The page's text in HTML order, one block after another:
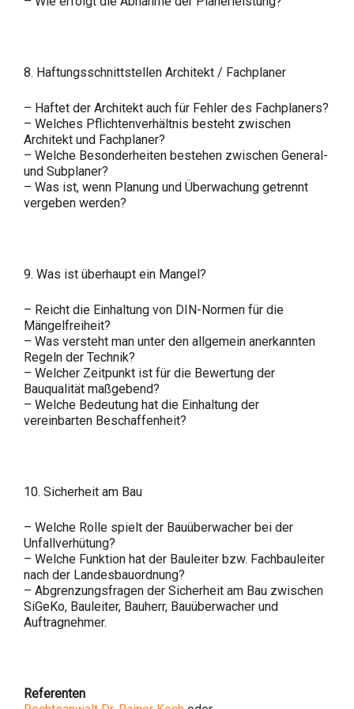
8. Haftungsschnittstellen Architekt / Fachplaner
– Haftet der Architekt auch für Fehler des Fachplaners?
– Welches Pflichtenverhältnis besteht zwischen
Architekt und Fachplaner?
– Welche Besonderheiten bestehen zwischen General-
und Subplaner?
– Was ist, wenn Planung und Überwachung getrennt
vergeben werden?
9. Was ist überhaupt ein Mangel?
– Reicht die Einhaltung von DIN-Normen für die
Mängelfreiheit?
– Was versteht man unter den allgemein anerkannten
Regeln der Technik?
– Welcher Zeitpunkt ist für die Bewertung der
Bauqualität maßgebend?
– Welche Bedeutung hat die Einhaltung der
vereinbarten Beschaffenheit?
10. Sicherheit am Bau
– Welche Rolle spielt der Bauüberwacher bei der
Unfallverhütung?
– Welche Funktion hat der Bauleiter bzw. Fachbauleiter
nach der Landesbauordnung?
– Abgrenzungsfragen der Sicherheit am Bau zwischen
SiGeKo, Bauleiter, Bauherr, Bauüberwacher und
Auftragnehmer.
Referenten